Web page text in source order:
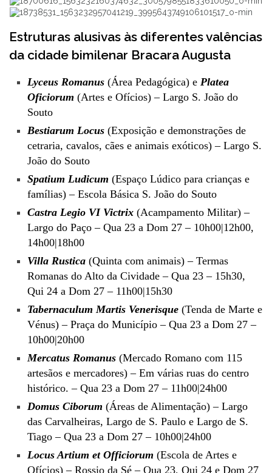
Estruturas alusivas às diferentes valências
da cidade bimilenar Bracara Augusta
Lyceus Romanus (Área Pedagógica) e Platea
Oficiorum (Artes e Ofícios) – Largo S. João do
Souto
Bestiarum Locus (Exposição e demonstrações de
cetraria, cavalos, cães e animais exóticos) – Largo S.
João do Souto
Spatium Ludicum (Espaço Lúdico para crianças e
famílias) – Escola Básica S. João do Souto
Castra Legio VI Victrix (Acampamento Militar) –
Largo do Paço – Qua 23 a Dom 27 – 10h00|12h00,
14h00|18h00
Villa Rustica (Quinta com animais) – Termas
Romanas do Alto da Cividade – Qua 23 – 15h30,
Qui 24 a Dom 27 – 11h00|15h30
Tabernaculum Martis Venerisque (Tenda de Marte e
Vénus) – Praça do Município – Qua 23 a Dom 27 –
10h00|20h00
Mercatus Romanus (Mercado Romano com 115
artesãos e mercadores) – Em várias ruas do centro
histórico. – Qua 23 a Dom 27 – 11h00|24h00
Domus Ciborum (Áreas de Alimentação) – Largo
das Carvalheiras, Largo de S. Paulo e Largo de S.
Tiago – Qua 23 a Dom 27 – 10h00|24h00
Locus Artium et Officiorum (Escola de Artes e
Ofícios) – Rossio da Sé – Qua 23, Qui 24 e Dom 27